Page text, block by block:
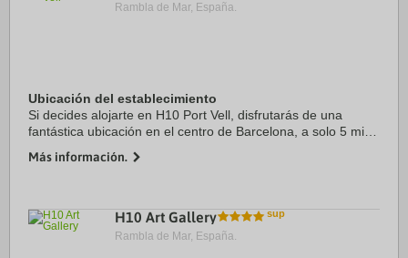
Rambla de Mar, España.
Ubicación del establecimiento
Si decides alojarte en H10 Port Vell, disfrutarás de una
fantástica ubicación en el centro de Barcelona, a solo 5 min
Barcelona. Además, este hotel de ...
Más información.
H10 Art Gallery
Rambla de Mar, España.